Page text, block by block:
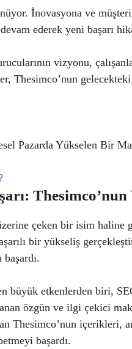
İnovasyona ve
ederek yeni başarı
vizyonu,
Thesimco’nun gelecekteki
Pazarda Yükselen Bir
çeken bir isim haline
bir yükseliş
büyük etkenlerden biri,
özgün ve ilgi çekici
Thesimco’nun içerikleri,
başardı.